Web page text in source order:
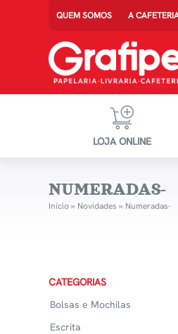
QUEM SOMOS A
LOJA ONLINE
NUMERADAS-
Início» Novidades » Numeradas-
CATEGORIAS
Bolsas e Mochilas
Escrita